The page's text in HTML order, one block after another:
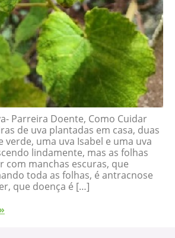
Parreira Doente, Como Cuidar
de uva plantadas em casa, duas
verde, uma uva Isabel e uma uva
lindamente, mas as folhas
com manchas escuras, que
toda as folhas, é antracnose
que doença é […]